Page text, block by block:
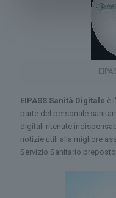
EIPASS Sanità Digitale è
parte del personale
digitali ritenute
notizie utili alla migliore
Servizio Sanitario